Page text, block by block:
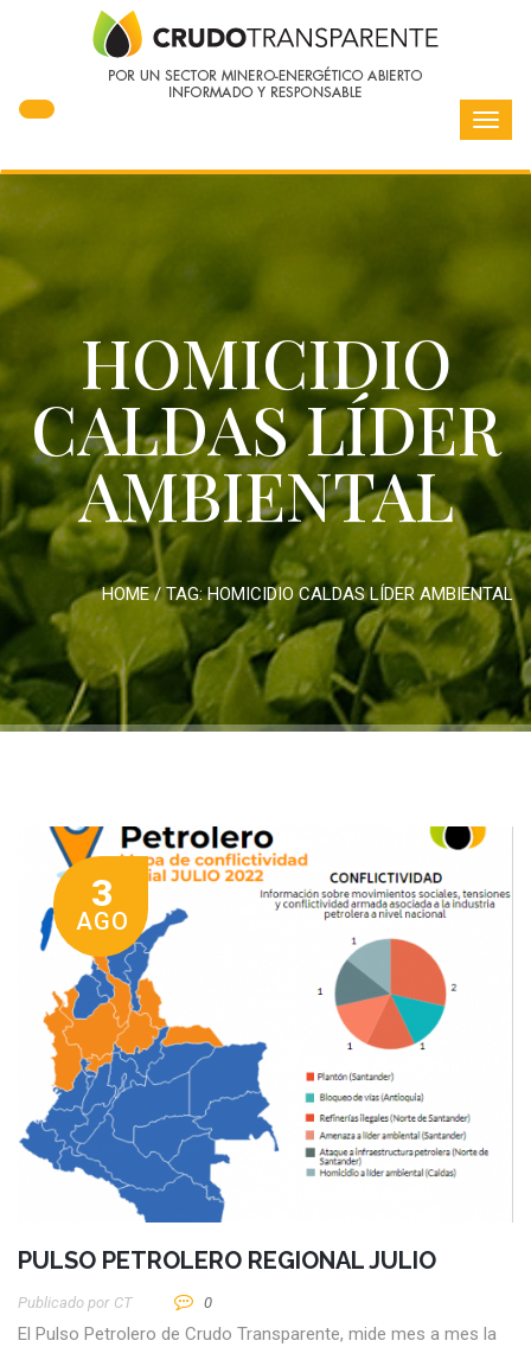
HOMICIDIO
CALDAS LÍDER
AMBIENTAL
HOME/ TAG:HOMICIDIO CALDAS LÍDER AMBIENTAL
3
AGO
PULSO PETROLERO REGIONAL JULIO
Publicado por CT 0
El Pulso Petrolero de Crudo Transparente, mide mes a mes la